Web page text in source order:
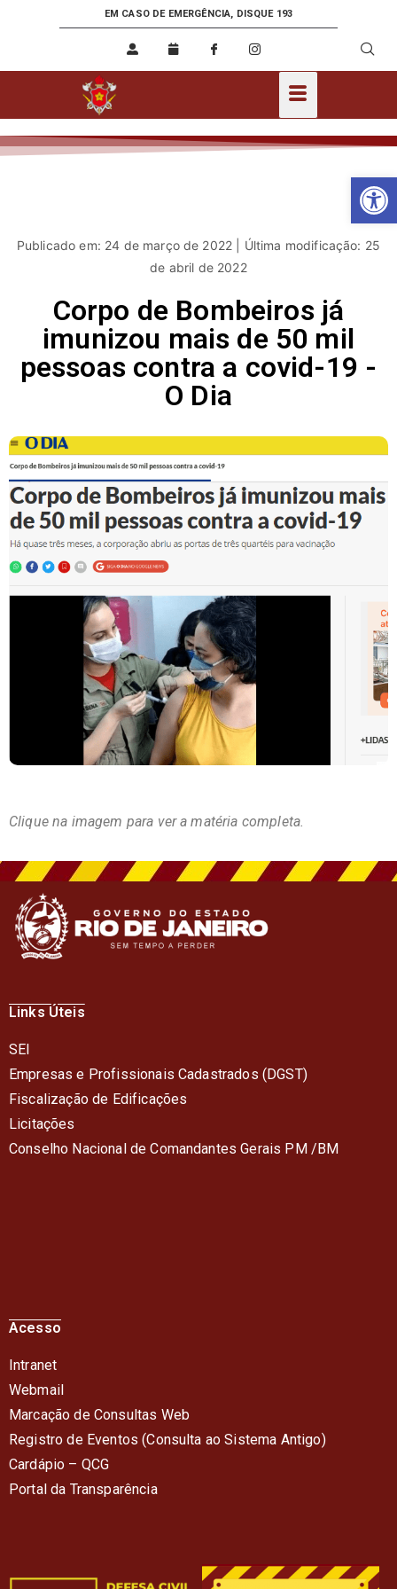
EM CASO DE EMERGÊNCIA, DISQUE 193
Publicado em: 24 de março de 2022 | Última modificação: 25
de abril de 2022
Corpo de Bombeiros já
imunizou mais de 50 mil
pessoas contra a covid-19 -
O Dia
Clique na imagem para ver a matéria completa.
Links Úteis
SEI
Empresas e Profissionais Cadastrados (DGST)
Fiscalização de Edificações
Licitações
Conselho Nacional de Comandantes Gerais PM /BM
Acesso
Intranet
Webmail
Marcação de Consultas Web
Registro de Eventos (Consulta ao Sistema Antigo)
Cardápio – QCG
Portal da Transparência